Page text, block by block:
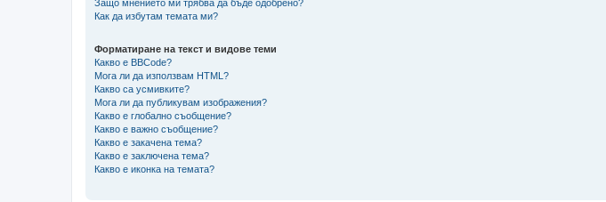
Защо мнението ми трябва да бъде одобрено?
Как да избутам темата ми?
Форматиране на текст и видове теми
Какво е BBCode?
Мога ли да използвам HTML?
Какво са усмивките?
Мога ли да публикувам изображения?
Какво е глобално съобщение?
Какво е важно съобщение?
Какво е закачена тема?
Какво е заключена тема?
Какво е иконка на темата?